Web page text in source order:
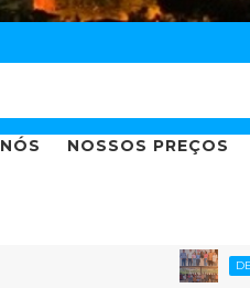
NOSSOS PREÇOS
DEPUTADO